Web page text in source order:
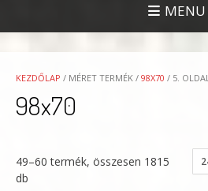
MENU
KEZDŐLAP / MÉRET TERMÉK / 98X70 / 5. OLDAL
98x70
49–60 termék, összesen 1815
db